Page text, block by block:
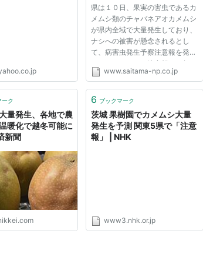
県は１０日、果実の害虫であるカ
メムシ類のチャバネアオカメムシ
が県内全域で大量発生しており、
ナシへの被害が懸念されるとし
て、病害虫発生予察注意報を発令
した。カメムシの注意報は２年ぶ
り。県は「これから活動が活発に
を」と呼び掛けている。 県病害
虫防除所（熊谷市）によると、４
月...
www.saitama-np.co.jp
ーク
量発生、各地で農
暖化で越冬可能に
新聞
6 ブックマーク
茨城 果樹園でカメムシ大量
発生を予測 関東5県で「注意
報」 | NHK
www3.nhk.or.jp